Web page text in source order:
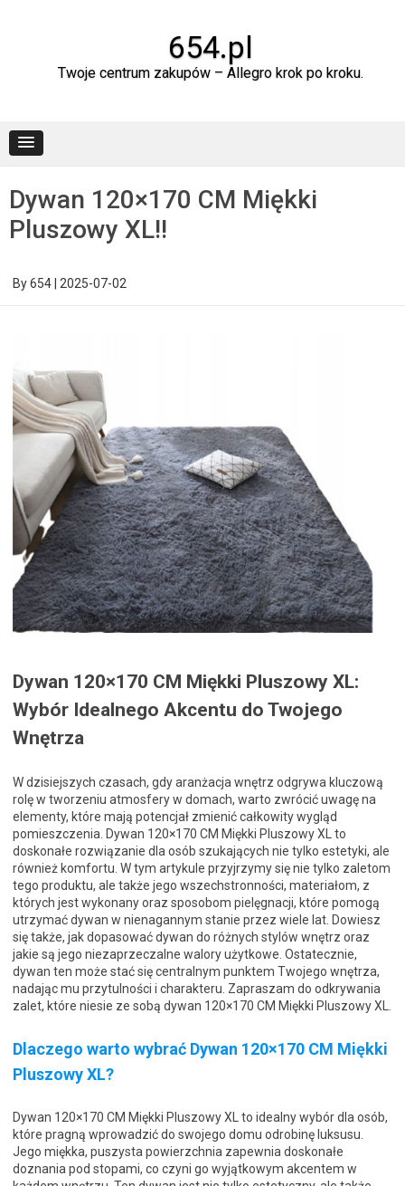
654.pl
Twoje centrum zakupów – Allegro krok po kroku.
Dywan 120×170 CM Miękki
Pluszowy XL!!
By654 2025-07-02
Dywan 120×170 CM Miękki Pluszowy XL:
Wybór Idealnego Akcentu do Twojego
Wnętrza
W dzisiejszych czasach, gdy aranżacja wnętrz odgrywa kluczową
rolę w tworzeniu atmosfery w domach, warto zwrócić uwagę na
elementy, które mają potencjał zmienić całkowity wygląd
pomieszczenia. Dywan 120×170 CM Miękki Pluszowy XL to
doskonałe rozwiązanie dla osób szukających nie tylko estetyki, ale
również komfortu. W tym artykule przyjrzymy się nie tylko zaletom
tego produktu, ale także jego wszechstronności, materiałom, z
których jest wykonany oraz sposobom pielęgnacji, które pomogą
utrzymać dywan w nienagannym stanie przez wiele lat. Dowiesz
się także, jak dopasować dywan do różnych stylów wnętrz oraz
jakie są jego niezaprzeczalne walory użytkowe. Ostatecznie,
dywan ten może stać się centralnym punktem Twojego wnętrza,
nadając mu przytulności i charakteru. Zapraszam do odkrywania
zalet, które niesie ze sobą dywan 120×170 CM Miękki Pluszowy XL.
Dlaczego warto wybrać Dywan 120×170 CM Miękki
Pluszowy XL?
Dywan 120×170 CM Miękki Pluszowy XL to idealny wybór dla osób,
które pragną wprowadzić do swojego domu odrobinę luksusu.
Jego miękka, puszysta powierzchnia zapewnia doskonałe
doznania pod stopami, co czyni go wyjątkowym akcentem w